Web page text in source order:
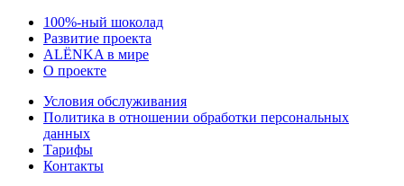
100%-ный шоколад
Развитие проекта
ALЁNKA в мире
О проекте
Условия обслуживания
Политика в отношении обработки персональных
данных
Тарифы
Контакты